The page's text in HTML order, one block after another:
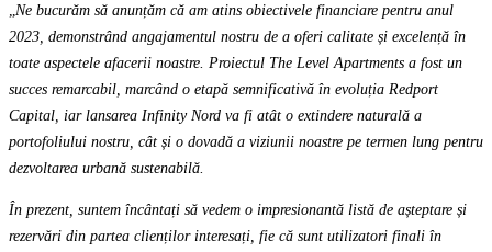
Ne bucurăm să anunțăm că am atins obiectivele financiare pentru anul
2023, demonstrând angajamentul nostru de a oferi calitate și excelență în
toate aspectele afacerii noastre. Proiectul The Level Apartments a fost un
succes remarcabil, marcând o etapă semnificativă în evoluția Redport
Capital, iar lansarea Infinity Nord va fi atât o extindere naturală a
portofoliului nostru, cât și o dovadă a viziunii noastre pe termen lung pentru
dezvoltarea urbană sustenabilă.
În prezent, suntem încântați să vedem o impresionantă listă de așteptare și
rezervări din partea clienților interesați, fie că sunt utilizatori finali în